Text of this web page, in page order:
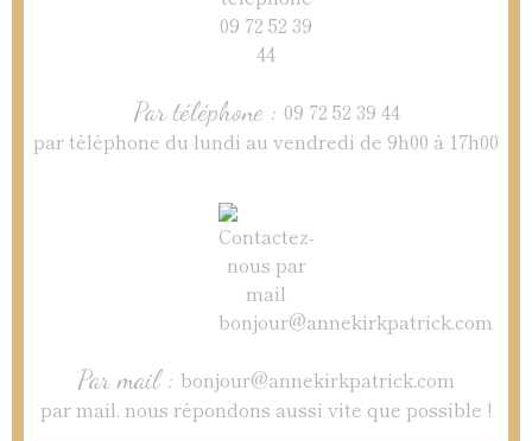
Par téléphone : 09 72 52 39 44
par téléphone du lundi au vendredi de 9h00 à 17h00
Par mail : bonjour@annekirkpatrick.com
par mail, nous répondons aussi vite que possible !